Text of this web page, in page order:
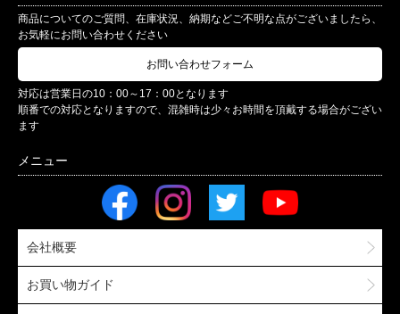
商品についてのご質問、在庫状況、納期などご不明な点がございましたら、
お気軽にお問い合わせください
お問い合わせフォーム
対応は営業日の10：00～17：00となります
順番での対応となりますので、混雑時は少々お時間を頂戴する場合がござい
ます
会社概要
お買い物ガイド